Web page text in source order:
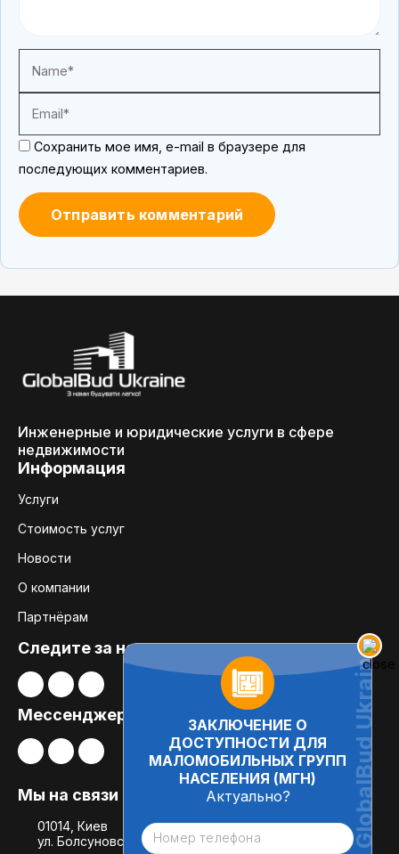
Сохранить мое имя, e-mail в браузере для
последующих комментариев.
ЗАКЛЮЧЕНИЕ О
ДОСТУПНОСТИ ДЛЯ
МАЛОМОБИЛЬНЫХ ГРУПП
НАСЕЛЕНИЯ (МГН)
Актуально?
Инженерные и юридические услуги в сфере
недвижимости
Информация
Услуги
Стоимость услуг
Новости
О компании
Партнёрам
Следите за нами:
Мессенджеры
Мы на связи
01014, Киев
ул. Болсуновская, 8, офис 21